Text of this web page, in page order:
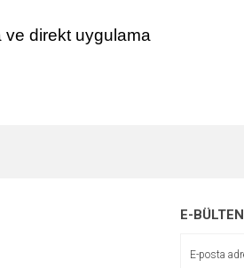
ve direkt uygulama
E-BÜLTEN